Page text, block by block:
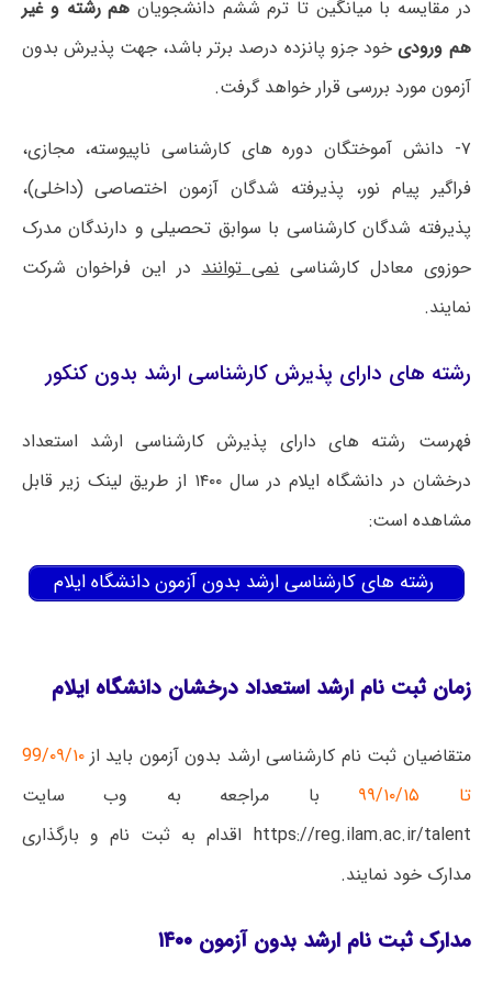
در مقایسه با میانگین تا ترم ششم دانشجویان هم رشته و غیر
هم ورودیخود جزو پانزده درصد برتر باشد، جهت پذیرش بدون
آزمون مورد بررسی قرار خواهد گرفت.
۷- دانش آموختگان دوره های کارشناسی ناپیوسته، مجازی،
فراگیر پیام نور، پذیرفته شدگان آزمون اختصاصی (داخلی)،
پذیرفته شدگان کارشناسی با سوابق تحصیلی و دارندگان مدرک
حوزوی معادل کارشناسینمی تواننددر این فراخوان شرکت
نمایند.
رشته های دارای پذیرش کارشناسی ارشد بدون کنکور
فهرست رشته های دارای پذیرش کارشناسی ارشد استعداد
درخشان در دانشگاه ایلام در سال ۱۴۰۰ از طریق لینک زیر قابل
مشاهده است:
رشته­ های کارشناسی ارشد بدون آزمون دانشگاه ایلام
زمان ثبت نام ارشد استعداد درخشان دانشگاه ایلام
متقاضیان ثبت نام کارشناسی ارشد بدون آزمون باید از 99/۰۹/۱۰
تا ۹۹/۱۰/۱۵
با مراجعه به وب سایت
https://reg.ilam.ac.ir/talent اقدام به ثبت نام و بارگذاری
مدارک خود نمایند.
مدارک ثبت نام ارشد بدون آزمون ۱۴۰۰